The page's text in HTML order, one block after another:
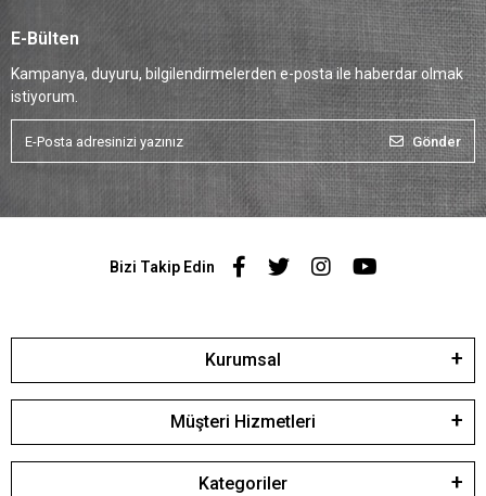
E-Bülten
Kampanya, duyuru, bilgilendirmelerden e-posta ile haberdar olmak
istiyorum.
Gönder
Bizi Takip Edin
Kurumsal
Müşteri Hizmetleri
Kategoriler